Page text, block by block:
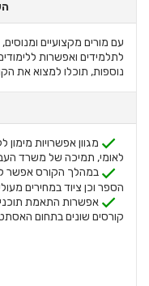
עם מורים מקצועיים
לתלמידים ואפשרות
נוספות, תוכלו למצוא את
מגוון אפשרויות
לאומי, תמיכה של משרד
במהלך הקורס אפשר
הספר וכן ציוד במחירים
אפשרות התאמת
קורסים שונים בתחום